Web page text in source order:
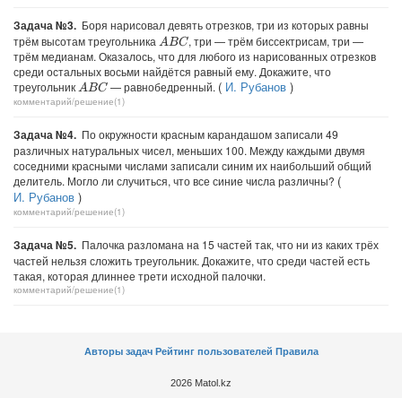
Задача №3. Боря нарисовал девять отрезков, три из которых равны
трём высотам треугольника ABC , три — трём биссектрисам, три —
трём медианам. Оказалось, что для любого из нарисованных отрезков
среди остальных восьми найдётся равный ему. Докажите, что
треугольникABC — равнобедренный. ( И. Рубанов )
комментарий/решение(1)
Задача №4. По окружности красным карандашом записали 49
различных натуральных чисел, меньших 100. Между каждыми двумя
соседними красными числами записали синим их наибольший общий
делитель. Могло ли случиться, что все синие числа различны? (
И. Рубанов )
комментарий/решение(1)
Задача №5. Палочка разломана на 15 частей так, что ни из каких трёх
частей нельзя сложить треугольник. Докажите, что среди частей есть
такая, которая длиннее трети исходной палочки.
комментарий/решение(1)
Авторы задач Рейтинг пользователей Правила
2026 Matol.kz